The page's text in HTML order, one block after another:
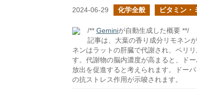
2024-06-29 化学全般 ビタミン・
/** Geminiが自動生成した概要 **/
記事は、大葉の香り成分リモネン
ネンはラットの肝臓で代謝され、ペリ
す。代謝物の脳内濃度が高まると、ド
放出を促進すると考えられます。ドー
の抗ストレス作用が示唆されます。